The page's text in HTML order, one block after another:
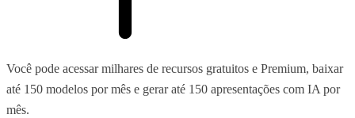
Você pode acessar milhares de recursos gratuitos e Premium, baixar
até 150 modelos por mês e gerar até 150 apresentações com IA por
mês.